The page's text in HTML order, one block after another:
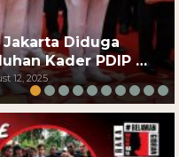
Jakarta Diduga
Kader PDIP …
12, 2025